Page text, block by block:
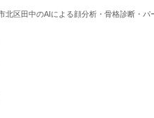
北区田中のAIによる顔分析・骨格診断・